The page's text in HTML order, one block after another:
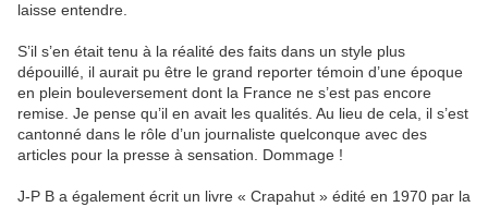
laisse entendre.
S’il s’en était tenu à la réalité des faits dans un style plus
dépouillé, il aurait pu être le grand reporter témoin d’une époque
en plein bouleversement dont la France ne s’est pas encore
remise. Je pense qu’il en avait les qualités. Au lieu de cela, il s’est
cantonné dans le rôle d’un journaliste quelconque avec des
articles pour la presse à sensation. Dommage !
J-P B a également écrit un livre « Crapahut » édité en 1970 par la